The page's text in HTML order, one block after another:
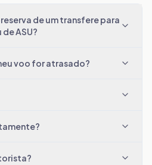
de um transfere para
de ASU?
voo for atrasado?